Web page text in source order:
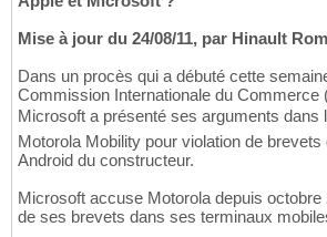
Mise à jour du 24/08/11, par Hinault
Dans un procès qui a débuté cette
Commission Internationale du Commerce
Microsoft a présenté ses arguments dans
Motorola Mobility pour violation de
Android du constructeur.
Microsoft accuse Motorola depuis octobre
de ses brevets dans ses terminaux